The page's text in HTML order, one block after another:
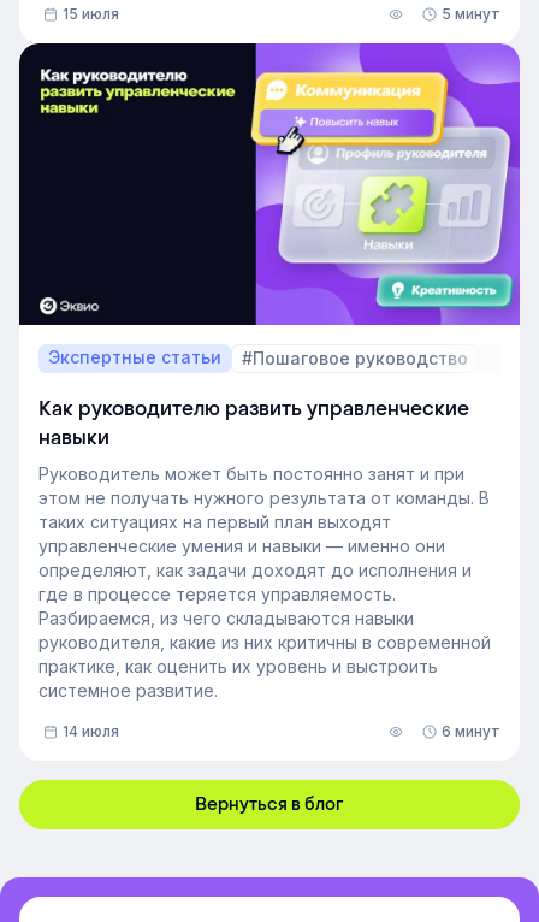
В этой статье разберём, релевантный опыт работы
— что это на практике, как оценивать его при найме
и внутренних переводах, почему не всегда стоит
искать полностью готовых специалистов и как
развивать нужные компетенции внутри компании.
15 июля 5 минут
Экспертные статьи #Пошаговое руководство
Как руководителю развить управленческие
навыки
Руководитель может быть постоянно занят и при
этом не получать нужного результата от команды. В
таких ситуациях на первый план выходят
управленческие умения и навыки — именно они
определяют, как задачи доходят до исполнения и
где в процессе теряется управляемость.
Разбираемся, из чего складываются навыки
руководителя, какие из них критичны в современной
практике, как оценить их уровень и выстроить
системное развитие.
14 июля 6 минут
Вернуться в блог